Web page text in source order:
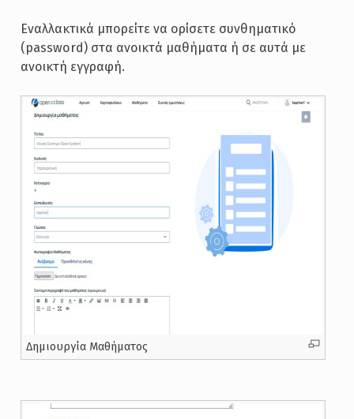
Εναλλακτικά μπορείτε να ορίσετε συνθηματικό
(password) στα ανοικτά μαθήματα ή σε αυτά με
ανοικτή εγγραφή.
Δημιουργία Μαθήματος